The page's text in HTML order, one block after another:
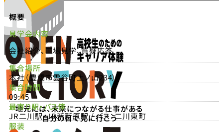
地元には、未来につながる仕事がある
自分の目で見に行こう
概要
見学会内容
会社紹介、工場見学、質疑応答
集合場所
本社（豊橋市雲谷町上ノ山234）
集合時間
09:45
最寄り駅・バス停
JR二川駅・JR新所原駅 / バス：二川東町
服装